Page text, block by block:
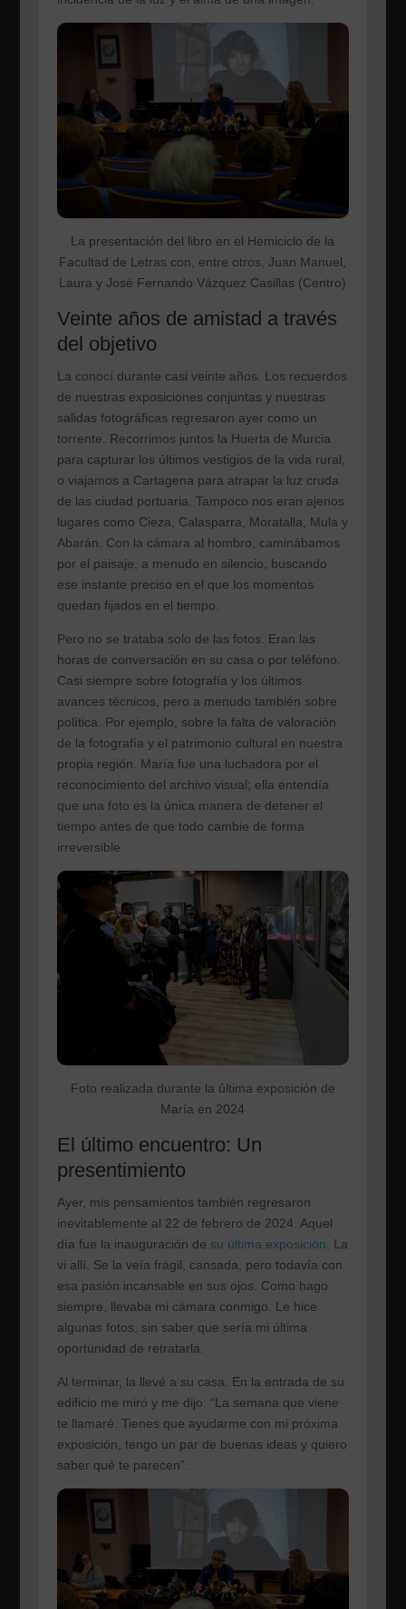
La presentación del libro en el Hemiciclo de la
Facultad de Letras con, entre otros, Juan Manuel,
Laura y José Fernando Vázquez Casillas (Centro)
Veinte años de amistad a través
del objetivo
La conocí durante casi veinte años. Los recuerdos
de nuestras exposiciones conjuntas y nuestras
salidas fotográficas regresaron ayer como un
torrente. Recorrimos juntos la Huerta de Murcia
para capturar los últimos vestigios de la vida rural,
o viajamos a Cartagena para atrapar la luz cruda
de las ciudad portuaria. Tampoco nos eran ajenos
lugares como Cieza, Calasparra, Moratalla, Mula y
Abarán. Con la cámara al hombro, caminábamos
por el paisaje, a menudo en silencio, buscando
ese instante preciso en el que los momentos
quedan fijados en el tiempo.
Pero no se trataba solo de las fotos. Eran las
horas de conversación en su casa o por teléfono.
Casi siempre sobre fotografía y los últimos
avances técnicos, pero a menudo también sobre
política. Por ejemplo, sobre la falta de valoración
de la fotografía y el patrimonio cultural en nuestra
propia región. María fue una luchadora por el
reconocimiento del archivo visual; ella entendía
que una foto es la única manera de detener el
tiempo antes de que todo cambie de forma
irreversible.
Foto realizada durante la última exposición de
María en 2024
El último encuentro: Un
presentimiento
Ayer, mis pensamientos también regresaron
inevitablemente al 22 de febrero de 2024. Aquel
día fue la inauguración de su última exposición . La
vi allí. Se la veía frágil, cansada, pero todavía con
esa pasión incansable en sus ojos. Como hago
siempre, llevaba mi cámara conmigo. Le hice
algunas fotos, sin saber que sería mi última
oportunidad de retratarla.
Al terminar, la llevé a su casa. En la entrada de su
edificio me miró y me dijo: “La semana que viene
te llamaré. Tienes que ayudarme con mi próxima
exposición, tengo un par de buenas ideas y quiero
saber qué te parecen”.